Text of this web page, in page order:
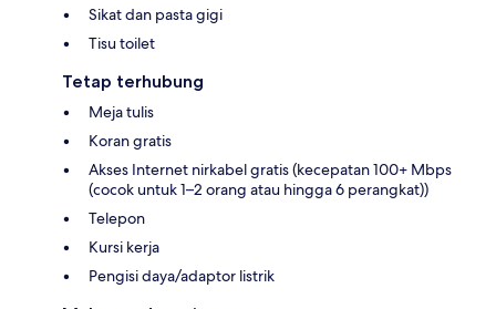
Sikat dan pasta gigi
Tisu toilet
Tetap terhubung
Meja tulis
Koran gratis
Akses Internet nirkabel gratis (kecepatan 100+ Mbps
(cocok untuk 1–2 orang atau hingga 6 perangkat))
Telepon
Kursi kerja
Pengisi daya/adaptor listrik